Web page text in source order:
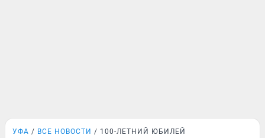
УФА ВСЕ НОВОСТИ 100-ЛЕТНИЙ ЮБИЛЕЙ